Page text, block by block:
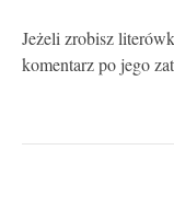
Jeżeli zrobisz
komentarz po jego